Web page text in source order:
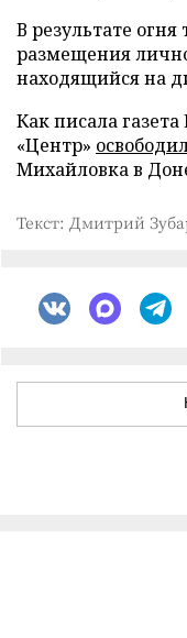
В результате
размещения
находящийся на
Как писала
«Центр»
Михайловка в
Текст: Дмитрий